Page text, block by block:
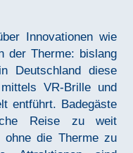
Innovationen wie
der Therme: bislang
Deutschland diese
VR-Brille und
entführt. Badegäste
Reise zu weit
ohne die Therme zu